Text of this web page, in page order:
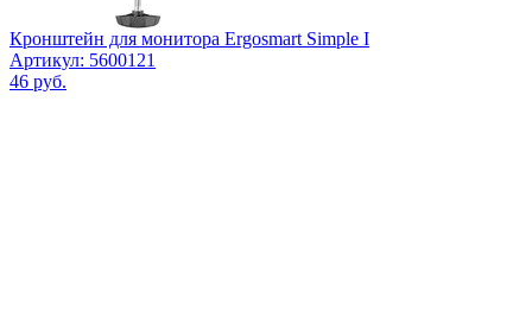
Кронштейн для монитора Ergosmart Simple I
Артикул: 5600121
46 руб.